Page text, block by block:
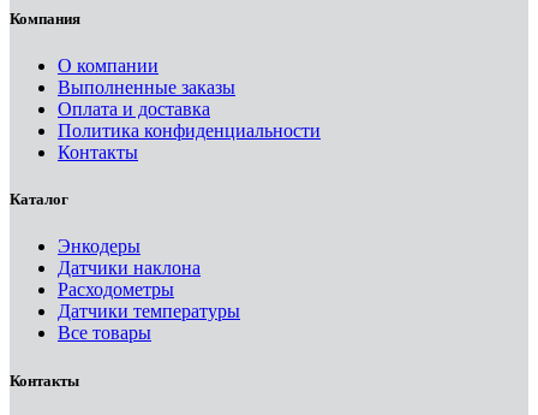
Компания
О компании
Выполненные заказы
Оплата и доставка
Политика конфиденциальности
Контакты
Каталог
Энкодеры
Датчики наклона
Расходометры
Датчики температуры
Все товары
Контакты